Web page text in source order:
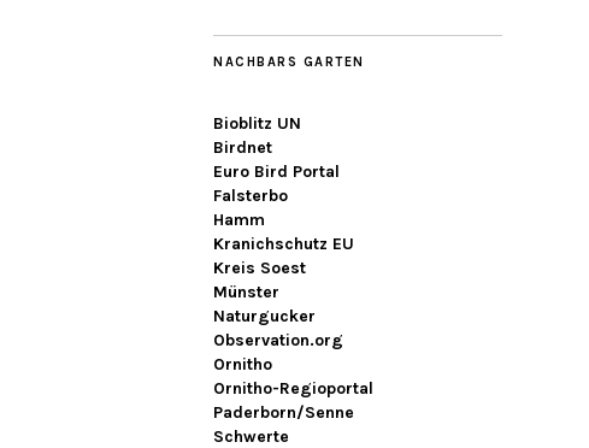
NACHBARS GARTEN
Bioblitz UN
Birdnet
Euro Bird Portal
Falsterbo
Hamm
Kranichschutz EU
Kreis Soest
Münster
Naturgucker
Observation.org
Ornitho
Ornitho-Regioportal
Paderborn/Senne
Schwerte